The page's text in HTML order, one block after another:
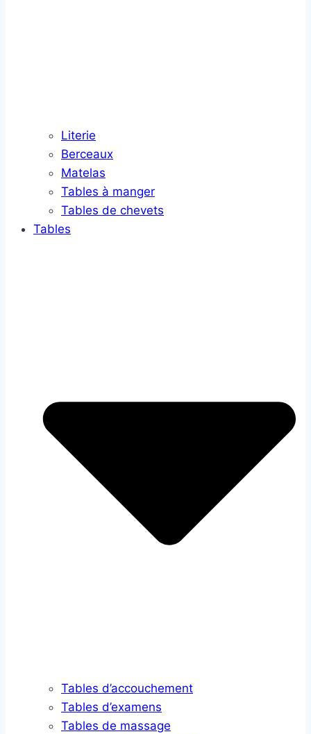
Literie
Berceaux
Matelas
Tables à manger
Tables de chevets
Tables
Tables d’accouchement
Tables d’examens
Tables de massage